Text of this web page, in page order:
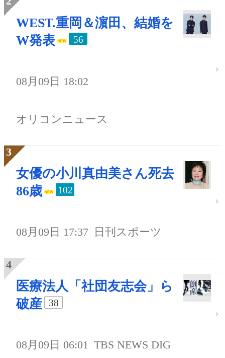
WEST.重岡＆濵田、結婚を
W発表
56
08月09日 18:02
オリコンニュース
女優の小川真由美さん死去
86歳
102
08月09日 17:37 日刊スポーツ
医療法人「社団友志会」ら
破産
38
08月09日 06:01 TBS NEWS DIG